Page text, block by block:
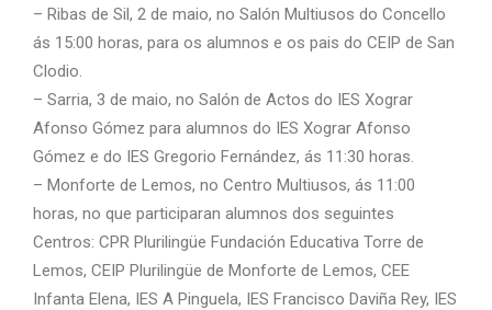
– Ribas de Sil, 2 de maio, no Salón Multiusos do Concello
ás 15:00 horas, para os alumnos e os pais do CEIP de San
Clodio.
– Sarria, 3 de maio, no Salón de Actos do IES Xograr
Afonso Gómez para alumnos do IES Xograr Afonso
Gómez e do IES Gregorio Fernández, ás 11:30 horas.
– Monforte de Lemos, no Centro Multiusos, ás 11:00
horas, no que participaran alumnos dos seguintes
Centros: CPR Plurilingüe Fundación Educativa Torre de
Lemos, CEIP Plurilingüe de Monforte de Lemos, CEE
Infanta Elena, IES A Pinguela, IES Francisco Daviña Rey, IES